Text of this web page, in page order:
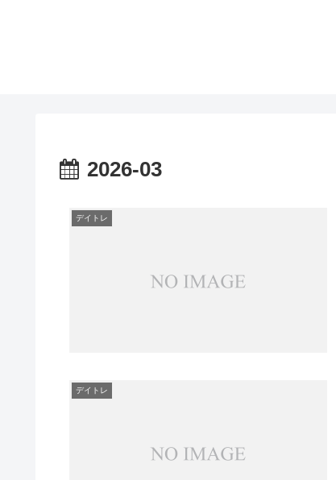
2026-03
デイトレ
デイトレ